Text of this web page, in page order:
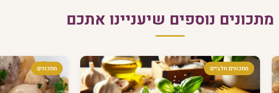
מתכונים נוספים שיעניינו אתכם
מתכונים חלביים מתכונים